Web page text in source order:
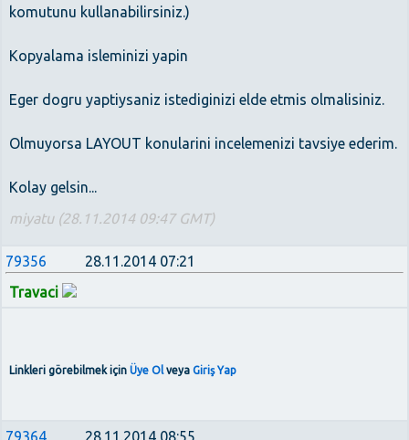
komutunu kullanabilirsiniz.)
Kopyalama isleminizi yapin
Eger dogru yaptiysaniz istediginizi elde etmis olmalisiniz.
Olmuyorsa LAYOUT konularini incelemenizi tavsiye ederim.
Kolay gelsin...
miyatu (28.11.2014 09:47 GMT)
79356
28.11.2014 07:21
Travaci
Linkleri görebilmek için Üye Olveya Giriş Yap
79364
28.11.2014 08:55